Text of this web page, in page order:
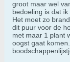
groot maar wel
bedoeling is dat
Het moet zo
dit puur voor de
met maar 1 plant
oogst gaat